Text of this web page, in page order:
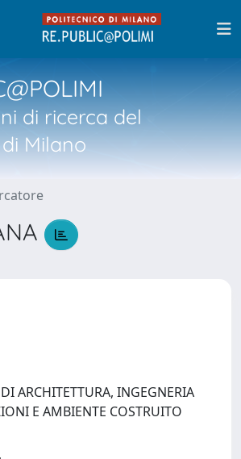
di ricerca del
Milano
ARCHITETTURA, INGEGNERIA
E AMBIENTE COSTRUITO